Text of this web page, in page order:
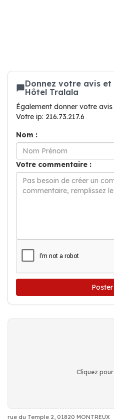
Donnez votre avis
Hôtel Tralala
Également donner votre
Votre ip: 216.73.217.6
Nom :
Votre commentaire :
Cliquez
rue du Temple 2, 01820 MONTREUX